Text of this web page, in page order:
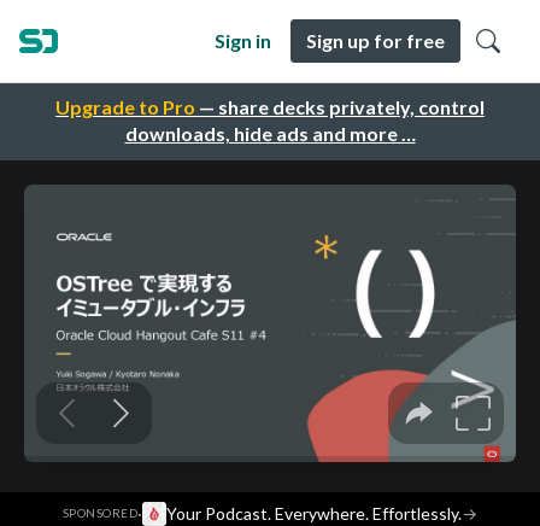
Upgrade to Pro — share decks privately, control
downloads, hide ads and more …
Sign in Sign up for free
SPONSORED· Your Podcast. Everywhere. Effortlessly.→